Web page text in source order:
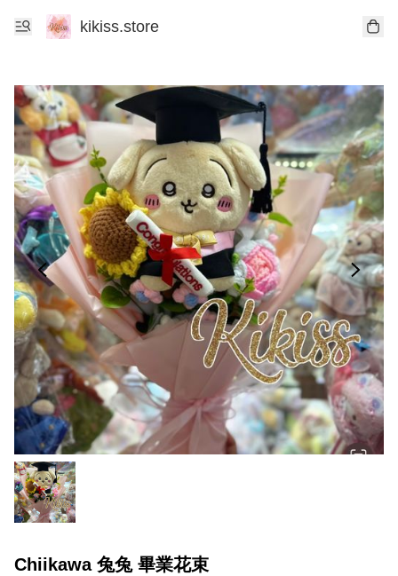
kikiss.store
Chiikawa 兔兔 畢業花束